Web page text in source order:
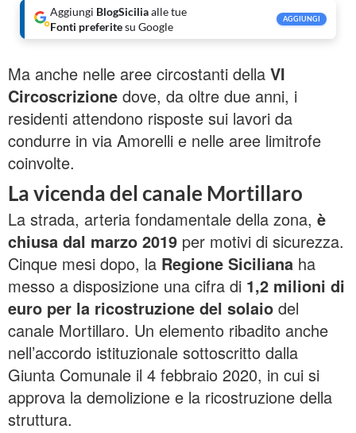
Aggiungi BlogSiciliaalle tue
Fonti preferitesu Google
AGGIUNGI
Ma anche nelle aree circostanti della VI
Circoscrizione dove, da oltre due anni, i
residenti attendono risposte sui lavori da
condurre in via Amorelli e nelle aree limitrofe
coinvolte.
La vicenda del canale Mortillaro
La strada, arteria fondamentale della zona, è
chiusa dal marzo 2019 per motivi di sicurezza.
Cinque mesi dopo, la Regione Siciliana ha
messo a disposizione una cifra di 1,2 milioni di
euro per la ricostruzione del solaio del
canale Mortillaro. Un elemento ribadito anche
nell’accordo istituzionale sottoscritto dalla
Giunta Comunale il 4 febbraio 2020, in cui si
approva la demolizione e la ricostruzione della
struttura.